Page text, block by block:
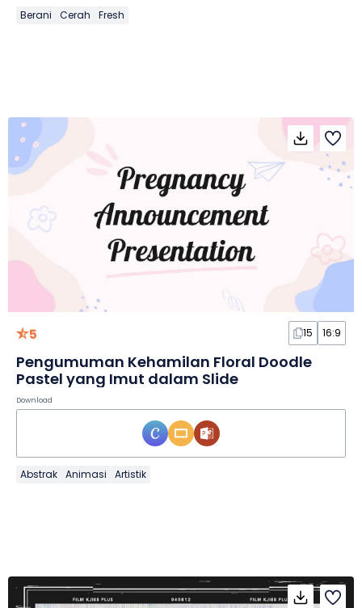
Berani Cerah Fresh
5 15 16:9
Pengumuman Kehamilan Floral Doodle
Pastel yang Imut dalam Slide
Download
Abstrak Animasi Artistik